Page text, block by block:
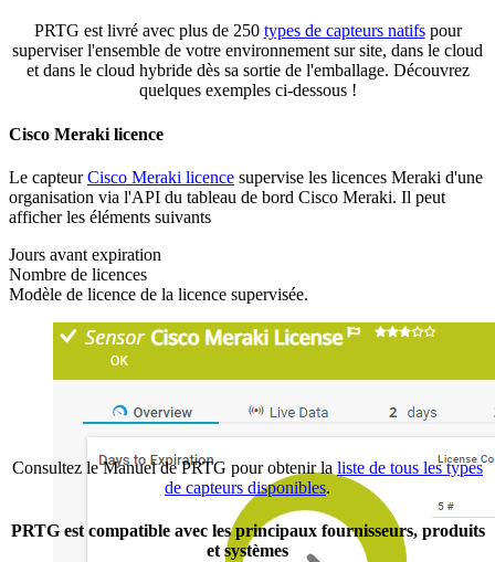
PRTG est livré avec plus de 250 types de capteurs natifspour
superviser l'ensemble de votre environnement sur site, dans le cloud
et dans le cloud hybride dès sa sortie de l'emballage. Découvrez
quelques exemples ci-dessous !
Cisco Meraki licence
Le capteurCisco Meraki licence supervise les licences Meraki d'une
organisation via l'API du tableau de bord Cisco Meraki. Il peut
afficher les éléments suivants
Jours avant expiration
Nombre de licences
Modèle de licence de la licence supervisée.
Consultez le Manuel de PRTG pour obtenir la liste de tous les types
de capteurs disponibles.
PRTG est compatible avec les principaux fournisseurs, produits
et systèmes